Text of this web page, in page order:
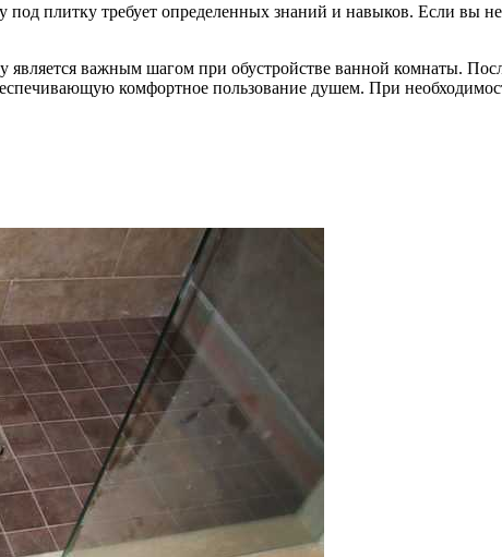
плитку требует определенных знаний и навыков. Если вы
является важным шагом при обустройстве ванной комнаты.
комфортное пользование душем. При